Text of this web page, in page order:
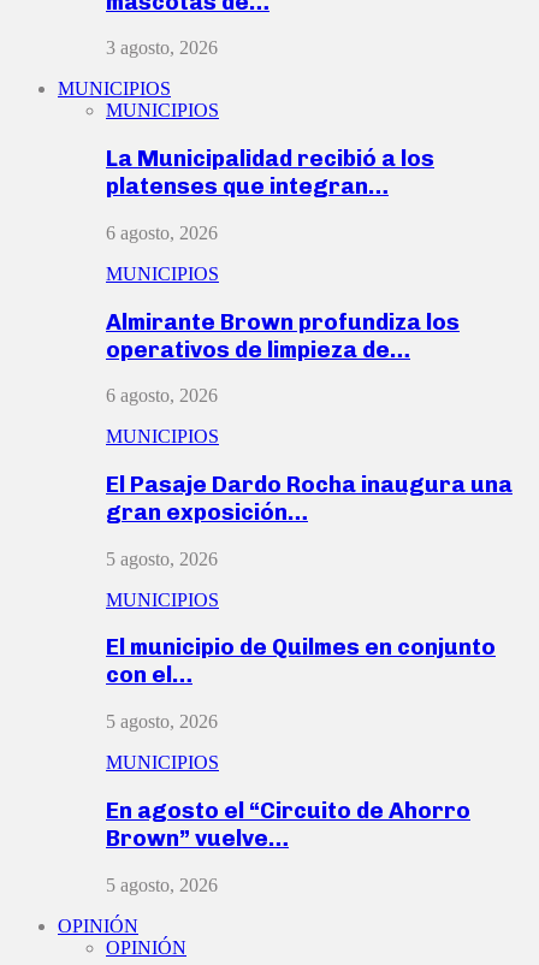
3 agosto, 2026
MUNICIPIOS
MUNICIPIOS
La Municipalidad recibió a los
platenses que integran…
6 agosto, 2026
MUNICIPIOS
Almirante Brown profundiza los
operativos de limpieza de…
6 agosto, 2026
MUNICIPIOS
El Pasaje Dardo Rocha inaugura una
gran exposición…
5 agosto, 2026
MUNICIPIOS
El municipio de Quilmes en conjunto
con el…
5 agosto, 2026
MUNICIPIOS
En agosto el “Circuito de Ahorro
Brown” vuelve…
5 agosto, 2026
OPINIÓN
OPINIÓN